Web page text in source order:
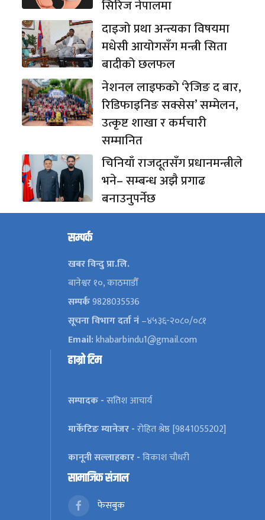
सिरिज नेपालमा
दाइजो प्रथा अन्त्यका विषयमा
मधेसी आयोगसँग मन्त्री सिता
बादीको छलफल
नेशनल लाइफको ‘रेजिङ द बार,
रिडिफाइनिङ सक्सेस’ सम्मेलन,
उत्कृष्ट शाखा र कर्मचारी
सम्मानित
चिनियाँ राजदूतसँग प्रधानमन्त्रीले
भने– सम्बन्ध अझै प्रगाढ
बनाउनुपर्नेछ
सम्पर्क
खबर विन्दु प्रा.लि.
बानेश्वर १०, काठमाडौँ
सम्पर्क9828035536
सूचना विभाग दर्ता नं–४५३६-२०८०/०८१
Email:khabarbindu1@gmail.com
हाम्रो टिम
सम्पादक -सतिश आचार्य
मार्केटिङ म्यानेजर -रोहित श्रेष्ठ [9841055202]
कानूनी सल्लाहकार -विकाश चौधरी
सामाजिक संजाल
फेसबुक